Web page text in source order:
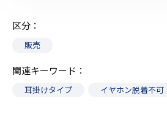
区分
販売
関連キーワード
耳掛けタイプ イヤホン脱着不可